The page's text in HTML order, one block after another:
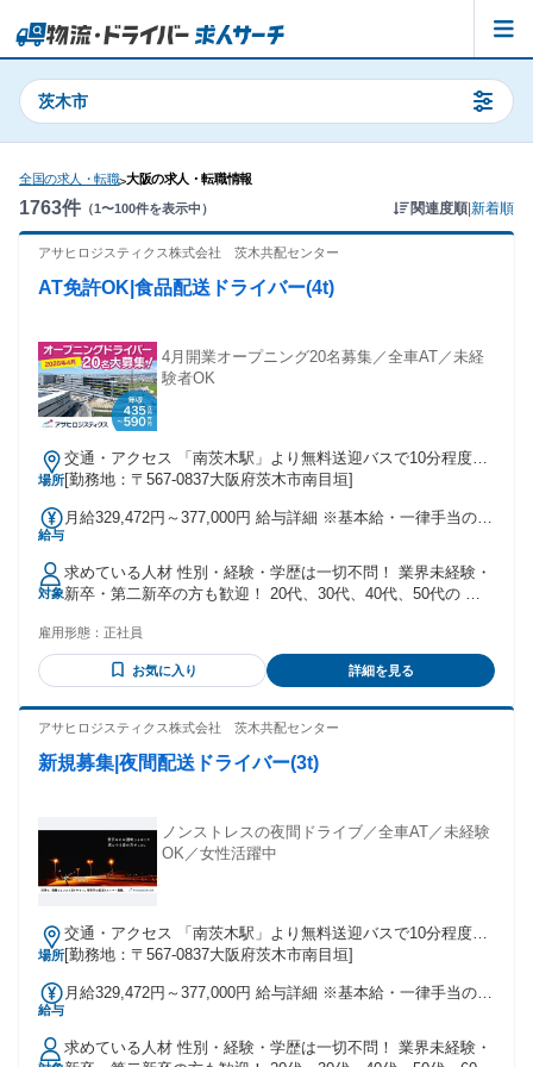
茨木市
全国の求人・転職>大阪の求人・転職情報
1763件 （1〜100件を表示中） 関連度順 新着順
アサヒロジスティクス株式会社 茨木共配センター
AT免許OK|食品配送ドライバー(4t)
4月開業オープニング20名募集／全車AT／未経
験者OK
場所
交通・アクセス 「南茨木駅」より無料送迎バスで10分程度！
マイカー通勤OK・無料駐車場あり
[勤務地：〒567-0837大阪府茨木市南目垣]
給与
月給329,472円～377,000円 給与詳細 ※基本給・一律手当の総
し 【一律手当】 全員に一律で支払われる通勤・皆勤・家族手
当金額：あり 1ヶ月あたり12万4459円 〜 12万4459円 全員に
一律で支払われるその他手当金額：なし ※給与には一律業務
手当など12万4459円を含む
対象
求めている人材 性別・経験・学歴は一切不問！ 業界未経験・
新卒・第二新卒の方も歓迎！ 20代、30代、40代、50代の 年
普通自動車免許 ＜先輩ドライバーの前職例＞ 事務、販売職、
軽貨物ドライバー、 トラック運転手、大型ドライバー、 トラ
ックドライバー、2tドライバー、 運送、運転手、4tドライバ
入を実現＞ 経験者は即戦力として大歓迎！ ルート配送の地道
のタフさも大切な宝です 経験者の中には大型ドライバーとし
も活躍中＞ 車の運転が好きな方や 子育てに余裕ができた方が
活躍しています。 時間の融通が効くため、 子育て世代の方や
シングルマザーのスタッフも活躍中です。 ＜定年62歳まで延
長＞ 長く安心して勤務することができます。
雇用形態： 正社員
お気に入り 詳細を見る
アサヒロジスティクス株式会社 茨木共配センター
新規募集|夜間配送ドライバー(3t)
ノンストレスの夜間ドライブ／全車AT／未経験
OK／女性活躍中
場所
交通・アクセス 「南茨木駅」より無料送迎バスで10分程度！
マイカー通勤OK・無料駐車場あり
[勤務地：〒567-0837大阪府茨木市南目垣]
給与
月給329,472円～377,000円 給与詳細 ※基本給・一律手当の総
し 【一律手当】 全員に一律で支払われる通勤・皆勤・家族手
当金額：あり 1ヶ月あたり12万4459円 〜 12万4459円 全員に
求めている人材 性別・経験・学歴は一切不問！ 業界未経験・